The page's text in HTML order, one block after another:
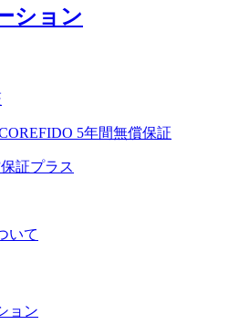
ション
5年間無償保証
証プラス
いて
ョン